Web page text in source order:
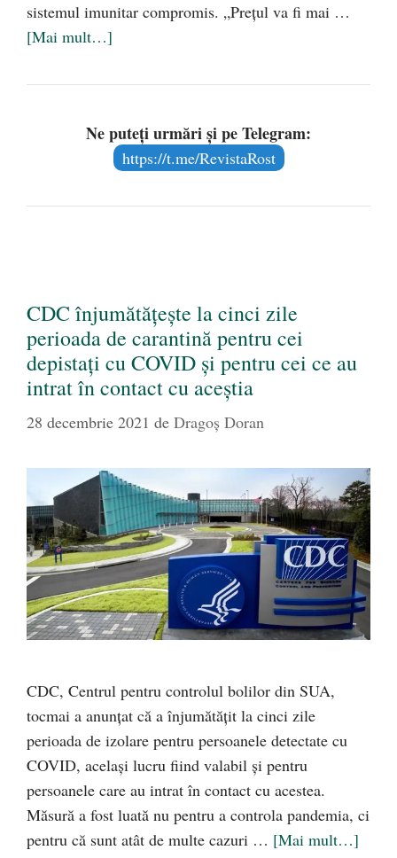
sistemul imunitar compromis. „Prețul va fi mai …
[Mai mult…]
Ne puteți urmări și pe Telegram:
https://t.me/RevistaRost
CDC înjumătățește la cinci zile
perioada de carantină pentru cei
depistați cu COVID și pentru cei ce au
intrat în contact cu aceștia
28 decembrie 2021 de Dragoș Doran
CDC, Centrul pentru controlul bolilor din SUA,
tocmai a anunțat că a înjumătățit la cinci zile
perioada de izolare pentru persoanele detectate cu
COVID, același lucru fiind valabil și pentru
persoanele care au intrat în contact cu acestea.
Măsură a fost luată nu pentru a controla pandemia, ci
pentru că sunt atât de multe cazuri … [Mai mult…]